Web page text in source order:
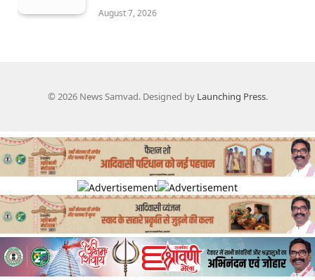
August 7, 2026
© 2026 News Samvad. Designed by Launching Press.